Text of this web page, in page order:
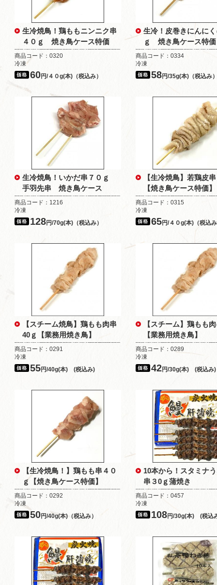
生冷焼鳥！鶏ももニンニク串
４０ｇ 焼き鳥ケース特価
商品コード：0320
冷凍
60円/４０g(本)（税込み）
生冷！皮巻きにんに
ｇ 焼き鳥ケース特価
商品コード：0334
冷凍
58円/35g(本)（税込み
生冷焼鳥！いかだ串７０ｇ
手羽先串 焼き鳥ケース
商品コード：1216
冷凍
128円/70g(本)（税込み）
【生冷焼鳥】若鶏皮
【焼き鳥ケース特価】
商品コード：0315
冷凍
65円/４０g(本)（税込
【スチーム焼鳥】鶏もも肉串
40ｇ【業務用焼き鳥】
商品コード：0291
冷凍
55円/40g(本) (税込み)
【スチーム】鶏もも
【業務用焼き鳥】
商品コード：0289
冷凍
42円/30g(本) (税込み)
【生冷焼鳥！】鶏もも串４０
ｇ【焼き鳥ケース特価】
商品コード：0292
冷凍
50円/40g(本)（税込み）
10本から！スタミナ
串３0ｇ蒲焼き
商品コード：0457
冷凍
108円/30g(本) (税込